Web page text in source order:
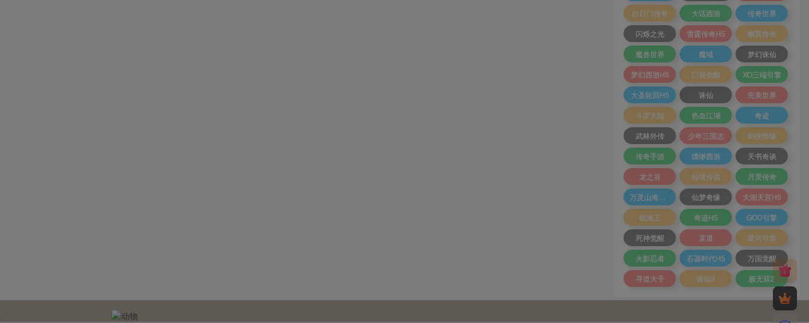
白日门传奇
大话西游
传奇世界
闪烁之光
雷霆传奇H5
幽冥传奇
魔兽世界
魔域
梦幻诛仙
梦幻西游H5
口袋觉醒
XO三端引擎
大圣轮回H5
诛仙
完美世界
斗罗大陆
热血江湖
奇迹
武林外传
少年三国志
剑侠情缘
传奇手游
缥缈西游
天书奇谈
龙之谷
仙境传说
月灵传奇
仙梦奇缘
大闹天宫H5
航海王
奇迹H5
GOD引擎
死神觉醒
某道
星河引擎
火影忍者
石器时代H5
万国觉醒
寻道大千
诛仙3 极无双2